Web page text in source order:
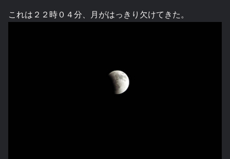
これは２２時０４分、月がはっきり欠けてきた。